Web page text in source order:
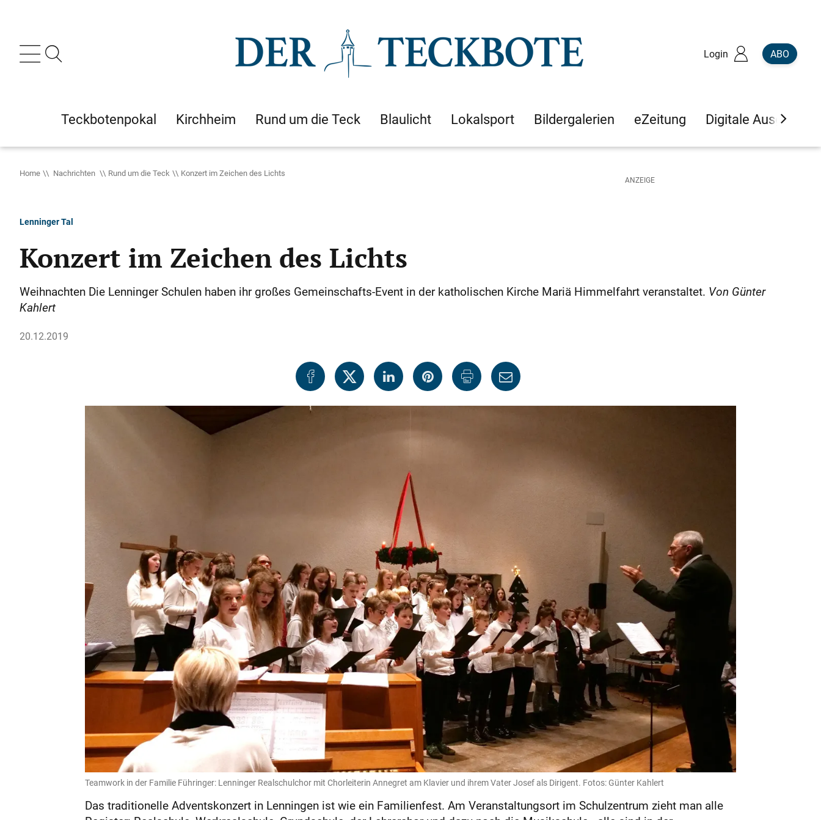
Login ABO
Teckbotenpokal Kirchheim Rund um die Teck Blaulicht Lokalsport Bildergalerien eZeitung Digitale Ausgaben
Home Nachrichten Rund um die Teck Konzert im Zeichen des Lichts
Lenninger Tal
Konzert im Zeichen des Lichts
Weihnachten Die Lenninger Schulen haben ihr großes Gemeinschafts-Event in der katholischen Kirche Mariä Himmelfahrt veranstaltet. Von Günter
Kahlert
20.12.2019
Teamwork in der Familie Führinger: Lenninger Realschulchor mit Chorleiterin Annegret am Klavier und ihrem Vater Josef als Dirigent. Fotos: Günter Kahlert
Das traditionelle Adventskonzert in Lenningen ist wie ein Familienfest. Am Veranstaltungsort im Schulzentrum zieht man alle